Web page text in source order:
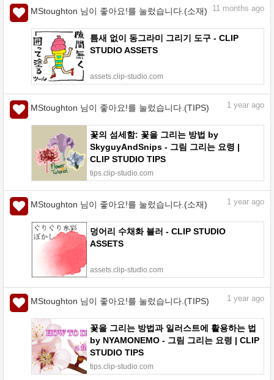
MStoughton 님이 좋아요!를 눌렀습니다.(소재) 11 months ago
틈새 없이 동그라미 그리기 도구 - CLIP
STUDIO ASSETS
assets.clip-studio.com
MStoughton 님이 좋아요!를 눌렀습니다.(TIPS) 1 year ago
꽃의 섬세함: 꽃을 그리는 방법 by
SkyguyAndSnips - 그림 그리는 요령 |
CLIP STUDIO TIPS
tips.clip-studio.com
MStoughton 님이 좋아요!를 눌렀습니다.(소재) 1 year ago
덩어리 수채화 블러 - CLIP STUDIO
ASSETS
assets.clip-studio.com
MStoughton 님이 좋아요!를 눌렀습니다.(TIPS) 1 year ago
꽃을 그리는 방법과 일러스트에 활용하는 법
by NYAMONEMO - 그림 그리는 요령 | CLIP
STUDIO TIPS
tips.clip-studio.com